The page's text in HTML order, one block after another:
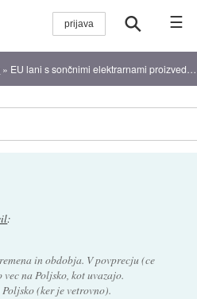
☰
» EU lani s sončnimi elektrarnami proizvedla več kot s premogom
:
in obdobja. V povprecju (ce
na Poljsko, kot uvazajo.
(ker je vetrovno).